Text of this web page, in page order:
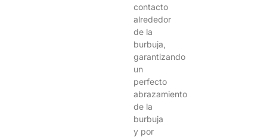
contacto
alrededor
de la
burbuja,
garantizando
un
perfecto
abrazamiento
de la
burbuja
y por